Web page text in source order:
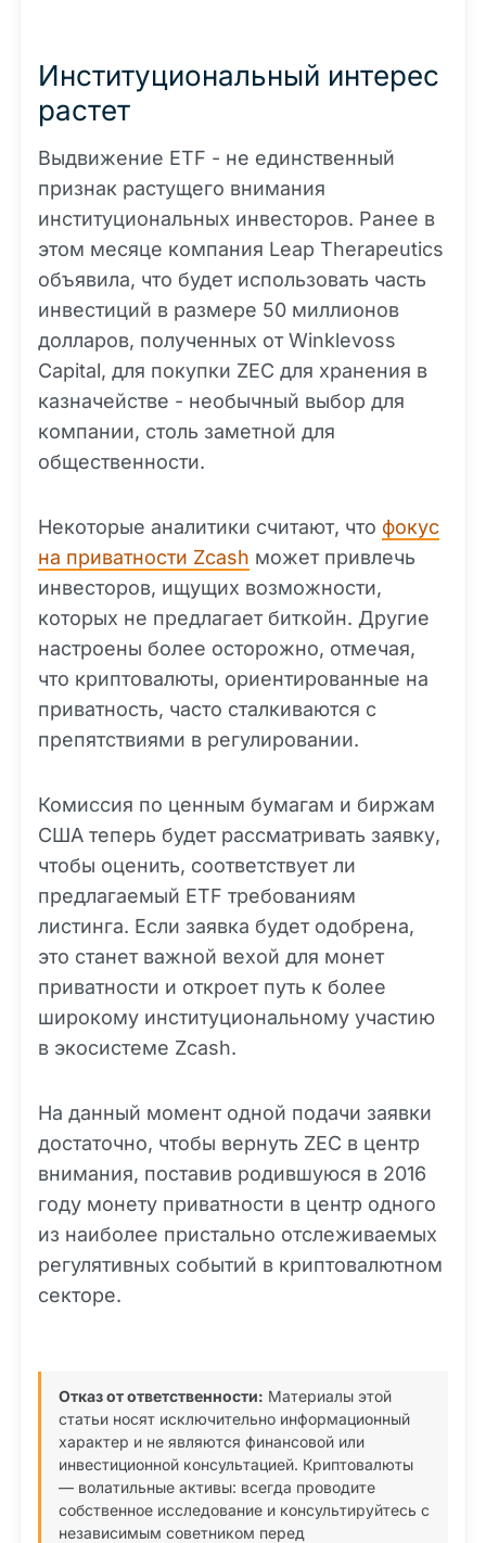
Институциональный интерес
растет
Выдвижение ETF - не единственный
признак растущего внимания
институциональных инвесторов. Ранее в
этом месяце компания Leap Therapeutics
объявила, что будет использовать часть
инвестиций в размере 50 миллионов
долларов, полученных от Winklevoss
Capital, для покупки ZEC для хранения в
казначействе - необычный выбор для
компании, столь заметной для
общественности.
Некоторые аналитики считают, что фокус
на приватности Zcash может привлечь
инвесторов, ищущих возможности,
которых не предлагает биткойн. Другие
настроены более осторожно, отмечая,
что криптовалюты, ориентированные на
приватность, часто сталкиваются с
препятствиями в регулировании.
Комиссия по ценным бумагам и биржам
США теперь будет рассматривать заявку,
чтобы оценить, соответствует ли
предлагаемый ETF требованиям
листинга. Если заявка будет одобрена,
это станет важной вехой для монет
приватности и откроет путь к более
широкому институциональному участию
в экосистеме Zcash.
На данный момент одной подачи заявки
достаточно, чтобы вернуть ZEC в центр
внимания, поставив родившуюся в 2016
году монету приватности в центр одного
из наиболее пристально отслеживаемых
регулятивных событий в криптовалютном
секторе.
Отказ от ответственности: Материалы этой
статьи носят исключительно информационный
характер и не являются финансовой или
инвестиционной консультацией. Криптовалюты
— волатильные активы: всегда проводите
собственное исследование и консультируйтесь с
независимым советником перед